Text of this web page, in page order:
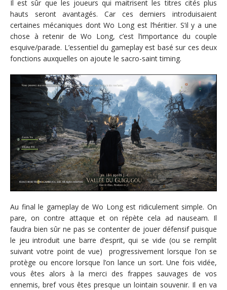
Il est sûr que les joueurs qui maitrisent les titres cités plus
hauts seront avantagés. Car ces derniers introduisaient
certaines mécaniques dont Wo Long est l’héritier. S’il y a une
chose à retenir de Wo Long, c’est l’importance du couple
esquive/parade. L’essentiel du gameplay est basé sur ces deux
fonctions auxquelles on ajoute le sacro-saint timing.
Au final le gameplay de Wo Long est ridiculement simple. On
pare, on contre attaque et on répète cela ad nauseam. Il
faudra bien sûr ne pas se contenter de jouer défensif puisque
le jeu introduit une barre d’esprit, qui se vide (ou se remplit
suivant votre point de vue) progressivement lorsque l’on se
protège ou encore lorsque l’on lance un sort. Une fois vidée,
vous êtes alors à la merci des frappes sauvages de vos
ennemis, bref vous êtes presque un lointain souvenir. Il en va